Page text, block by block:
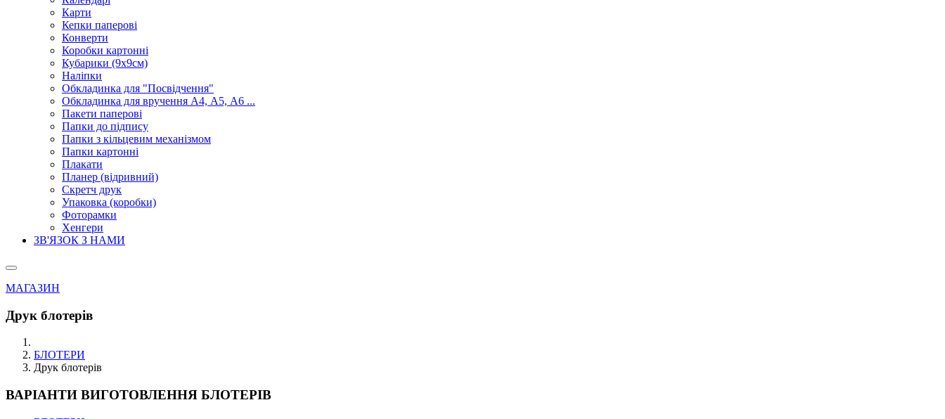
Карти
Кепки паперові
Конверти
Коробки картонні
Кубарики (9х9см)
Наліпки
Обкладинка для "Посвідчення"
Обкладинка для вручення А4, А5, А6 ...
Пакети паперові
Папки до підпису
Папки з кільцевим механізмом
Папки картонні
Плакати
Планер (відривний)
Скретч друк
Упаковка (коробки)
Фоторамки
Хенгери
ЗВ'ЯЗОК З НАМИ
МАГАЗИН
Друк блотерів
БЛОТЕРИ
Друк блотерів
ВАРІАНТИ ВИГОТОВЛЕННЯ БЛОТЕРІВ